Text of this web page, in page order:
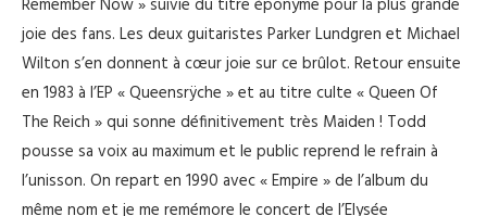
Remember Now » suivie du titre éponyme pour la plus grande
joie des fans. Les deux guitaristes Parker Lundgren et Michael
Wilton s’en donnent à cœur joie sur ce brûlot. Retour ensuite
en 1983 à l’EP « Queensrÿche » et au titre culte « Queen Of
The Reich » qui sonne définitivement très Maiden ! Todd
pousse sa voix au maximum et le public reprend le refrain à
l’unisson. On repart en 1990 avec « Empire » de l’album du
même nom et je me remémore le concert de l’Elysée